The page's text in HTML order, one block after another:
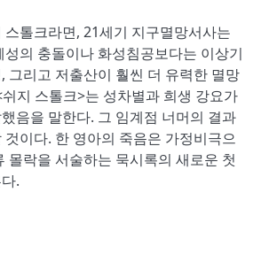
톨크라면, 21세기 지구멸망서사는
의 충돌이나 화성침공보다는 이상기
그리고 저출산이 훨씬 더 유력한 멸망
지 스톨크>는 성차별과 희생 강요가
음을 말한다. 그 임계점 너머의 결과
이다. 한 영아의 죽음은 가정비극으
몰락을 서술하는 묵시록의 새로운 첫
.